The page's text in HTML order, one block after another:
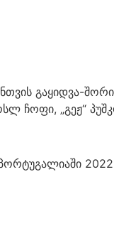
გაყიდვა-
ჩოფი, „გეჟ“
პორტუგალიაში